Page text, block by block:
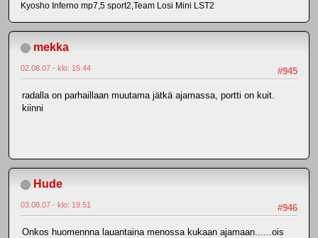
Kyosho Inferno mp7,5 sport2,Team Losi Mini LST2
mekka
#945
02.08.07 - klo: 15.44
radalla on parhaillaan muutama jätkä ajamassa, portti on kuit.
kiinni
Hude
#946
03.08.07 - klo: 19.51
Onkos huomennna lauantaina menossa kukaan ajamaan......ois